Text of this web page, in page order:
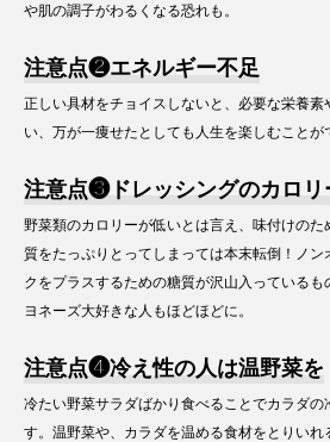
や肌の調子がわるくなる恐れも。
注意点❷エネルギー不足
正しい具材をチョイスしないと、必要な栄養素
い、万が一痩せたとしても人生を楽しむことが
注意点❸ドレッシングのカロリ
野菜類のカロリーが低いとは言え、味付けの
質をたっぷりとってしまっては本末転倒！ノン
クをプラスするための糖質が沢山入っている
ヨネーズ大好きな人もほどほどに。
注意点❹冷え性の人は温野菜を
冷たい野菜サラダばかり食べることでカラダ
す。温野菜や、カラダを温める食材をとりいれ